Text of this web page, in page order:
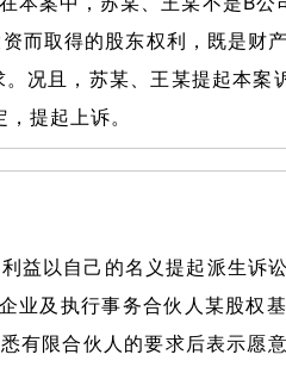
而取得的股东权利，既是财
况且，苏某、王某提起本案
提起上诉。
益以自己的名义提起派生诉
业及执行事务合伙人某股权
限合伙人的要求后表示愿